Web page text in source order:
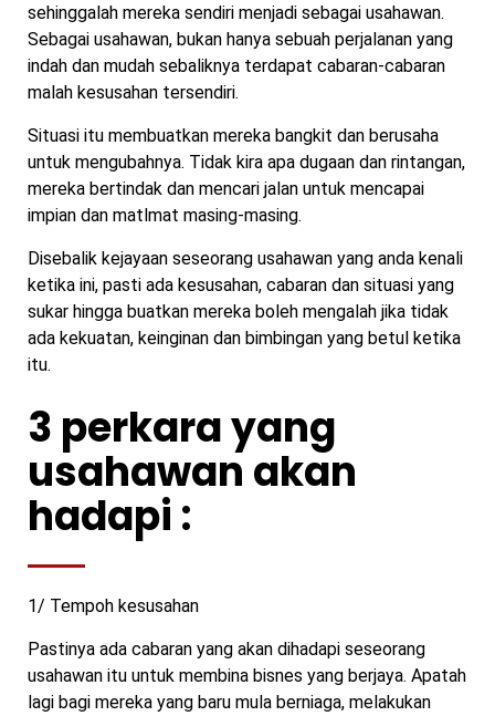
sehinggalah mereka sendiri menjadi sebagai usahawan.
Sebagai usahawan, bukan hanya sebuah perjalanan yang
indah dan mudah sebaliknya terdapat cabaran-cabaran
malah kesusahan tersendiri.
Situasi itu membuatkan mereka bangkit dan berusaha
untuk mengubahnya. Tidak kira apa dugaan dan rintangan,
mereka bertindak dan mencari jalan untuk mencapai
impian dan matlmat masing-masing.
Disebalik kejayaan seseorang usahawan yang anda kenali
ketika ini, pasti ada kesusahan, cabaran dan situasi yang
sukar hingga buatkan mereka boleh mengalah jika tidak
ada kekuatan, keinginan dan bimbingan yang betul ketika
itu.
3 perkara yang
usahawan akan
hadapi :
1/ Tempoh kesusahan
Pastinya ada cabaran yang akan dihadapi seseorang
usahawan itu untuk membina bisnes yang berjaya. Apatah
lagi bagi mereka yang baru mula berniaga, melakukan